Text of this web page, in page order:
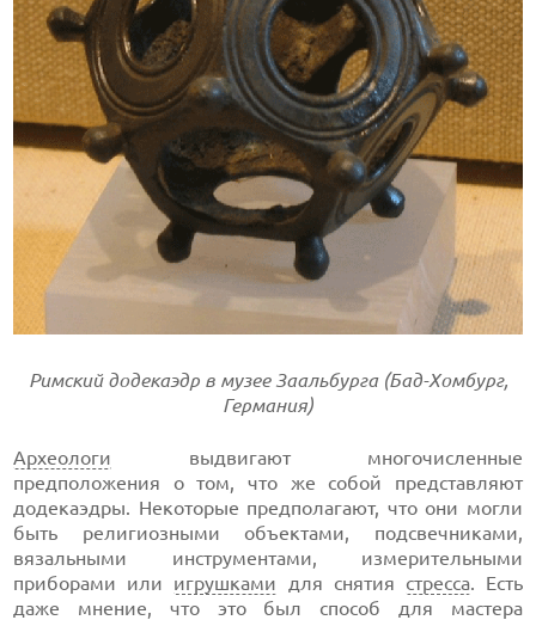
Римский додекаэдр в музее Заальбурга (Бад-Хомбург,
Германия)
Археологи выдвигают многочисленные
предположения о том, что же собой представляют
додекаэдры. Некоторые предполагают, что они могли
быть религиозными объектами, подсвечниками,
вязальными инструментами, измерительными
приборами или игрушками для снятия стресса. Есть
даже мнение, что это был способ для мастера